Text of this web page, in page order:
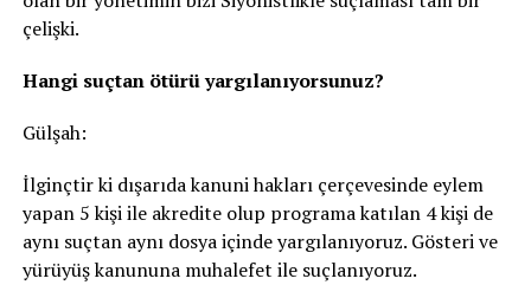
çelişki.
Hangi suçtan ötürü yargılanıyorsunuz?
Gülşah:
İlginçtir ki dışarıda kanuni hakları çerçevesinde eylem
yapan 5 kişi ile akredite olup programa katılan 4 kişi de
aynı suçtan aynı dosya içinde yargılanıyoruz. Gösteri ve
yürüyüş kanununa muhalefet ile suçlanıyoruz.